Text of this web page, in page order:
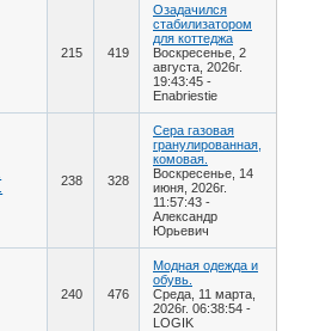
215 419
Озадачился
стабилизатором
для коттеджа
Воскресенье, 2
августа, 2026г.
19:43:45 -
Enabriestie
238 328
Сера газовая
гранулированная,
комовая.
Воскресенье, 14
июня, 2026г.
11:57:43 -
Александр
Юрьевич
240 476
Модная одежда и
обувь.
Среда, 11 марта,
2026г. 06:38:54 -
LOGIK